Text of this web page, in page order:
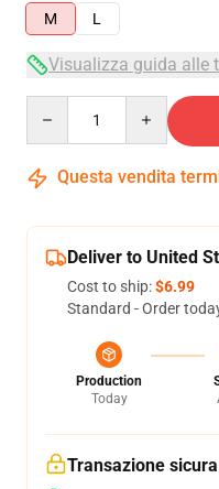
M
L
Visualizza guida alle
Questa vendita
Deliver to United
Cost to ship:$6.99
Standard - Order
Production
Today
Transazione sicura